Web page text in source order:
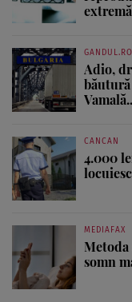
GANDUL.RO
Adio,
CANCAN
4.000
MEDIAFAX
somn